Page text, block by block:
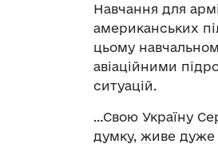
Навчання для
американських
цьому
авіаційними
ситуацій.
…Свою Україну
думку, живе дуже